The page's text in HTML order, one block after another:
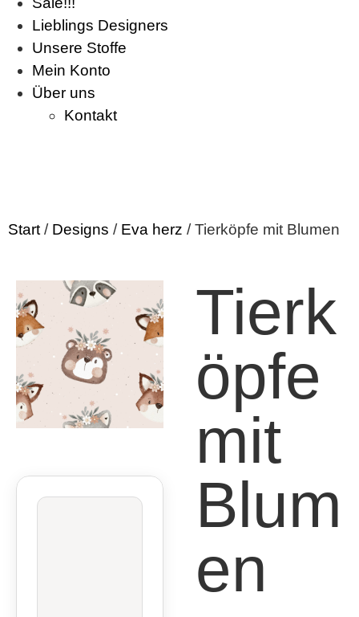
Lieblings Designers
Unsere Stoffe
Mein Konto
Über uns
Kontakt
Start / Designs / Eva herz / Tierköpfe mit Blumen
Tierk
öpfe
mit
Blum
en